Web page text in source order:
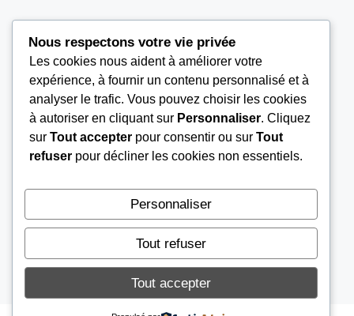
LIEN UTILES
Nous contacter
Mentions légales
À propos
© 2026AGENCE AIB
Nous respectons votre vie privée
Les cookies nous aident à améliorer votre
expérience, à fournir un contenu personnalisé et à
analyser le trafic. Vous pouvez choisir les cookies
à autoriser en cliquant sur Personnaliser. Cliquez
sur Tout accepter pour consentir ou sur Tout
refuser pour décliner les cookies non essentiels.
Personnaliser
Tout refuser
Tout accepter